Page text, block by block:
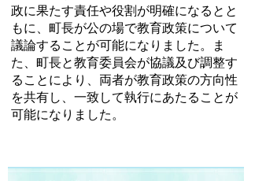
政に果たす責任や役割が明確になるとと
もに、町長が公の場で教育政策について
議論することが可能になりました。ま
た、町長と教育委員会が協議及び調整す
ることにより、両者が教育政策の方向性
を共有し、一致して執行にあたることが
可能になりました。